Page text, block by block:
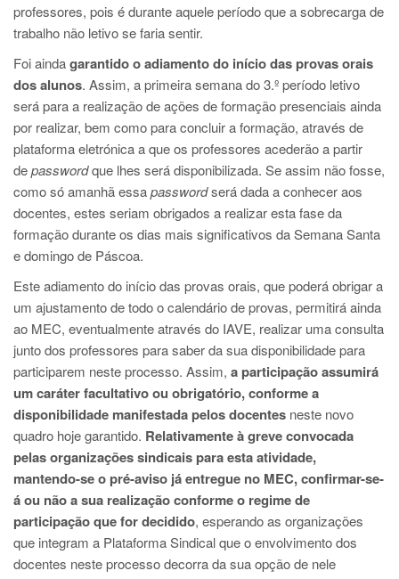
professores, pois é durante aquele período que a sobrecarga de
trabalho não letivo se faria sentir.
Foi aindagarantido o adiamento do início das provas orais
dos alunos. Assim, a primeira semana do 3.º período letivo
será para a realização de ações de formação presenciais ainda
por realizar, bem como para concluir a formação, através de
plataforma eletrónica a que os professores acederão a partir
depasswordque lhes será disponibilizada. Se assim não fosse,
como só amanhã essapasswordserá dada a conhecer aos
docentes, estes seriam obrigados a realizar esta fase da
formação durante os dias mais significativos da Semana Santa
e domingo de Páscoa.
Este adiamento do início das provas orais, que poderá obrigar a
um ajustamento de todo o calendário de provas, permitirá ainda
ao MEC, eventualmente através do IAVE, realizar uma consulta
junto dos professores para saber da sua disponibilidade para
participarem neste processo. Assim, a participação assumirá
um caráter facultativo ou obrigatório, conforme a
disponibilidade manifestada pelos docentes neste novo
quadro hoje garantido. Relativamente à greve convocada
pelas organizações sindicais para esta atividade,
mantendo-se o pré-aviso já entregue no MEC, confirmar-se-
á ou não a sua realização conforme o regime de
participação que for decidido, esperando as organizações
que integram a Plataforma Sindical que o envolvimento dos
docentes neste processo decorra da sua opção de nele